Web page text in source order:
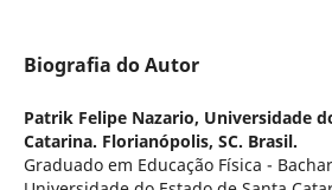
Biografia do Autor
Patrik Felipe Nazario, Universidade
Catarina. Florianópolis, SC. Brasil.
Graduado em Educação Física -